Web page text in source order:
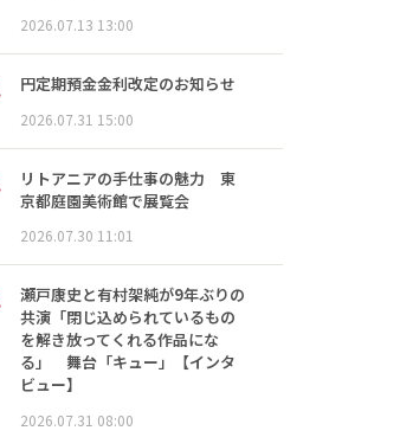
2026.07.13 13:00
円定期預金金利改定のお知らせ
2026.07.31 15:00
リトアニアの手仕事の魅力 東
京都庭園美術館で展覧会
2026.07.30 11:01
瀬戸康史と有村架純が9年ぶりの
共演「閉じ込められているもの
を解き放ってくれる作品にな
る」 舞台「キュー」【インタ
ビュー】
2026.07.31 08:00